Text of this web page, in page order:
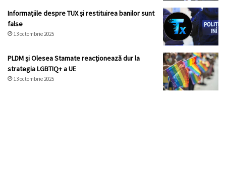
Informațiile despre TUX și restituirea banilor sunt
false
13 octombrie 2025
PLDM și Olesea Stamate reacționează dur la
strategia LGBTIQ+ a UE
13 octombrie 2025